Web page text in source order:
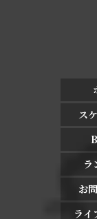
ス
ラ
お
ライ